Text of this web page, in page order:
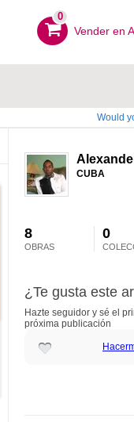
0
Vender en
Would
CUBA
8
OBRAS
0
¿Te gusta este
Hazte seguidor y sé el
próxima publicación